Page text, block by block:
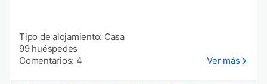
Tipo de alojamiento: Casa
99 huéspedes
Comentarios: 4
Ver más